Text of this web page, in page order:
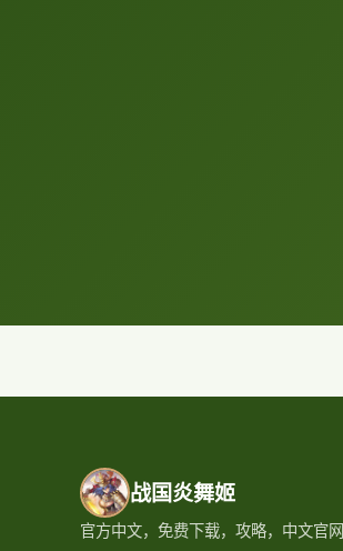
战国炎舞姬
官方中文，免费下载，攻略，中文官网